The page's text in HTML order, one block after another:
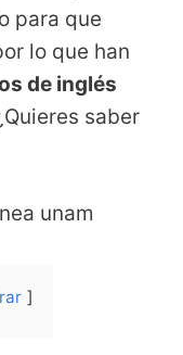
para que
lo que han
de inglés
saber